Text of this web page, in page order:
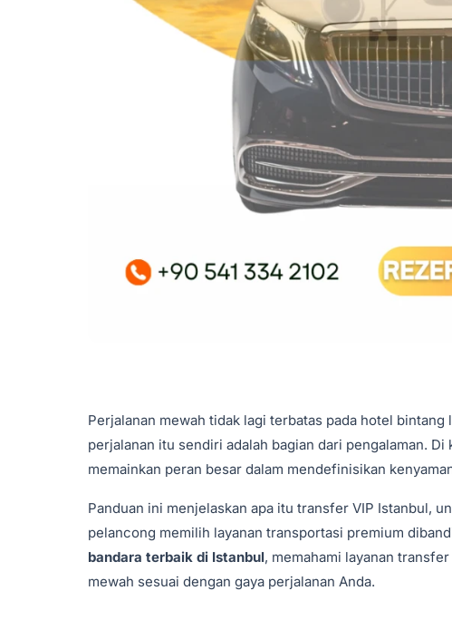
Perjalanan mewah tidak lagi terbatas pada hotel
perjalanan itu sendiri adalah bagian dari pengalaman.
memainkan peran besar dalam mendefinisikan
Panduan ini menjelaskan apa itu transfer VIP Istanbul,
pelancong memilih layanan transportasi premium
bandara terbaik di Istanbul, memahami layanan
mewah sesuai dengan gaya perjalanan Anda.